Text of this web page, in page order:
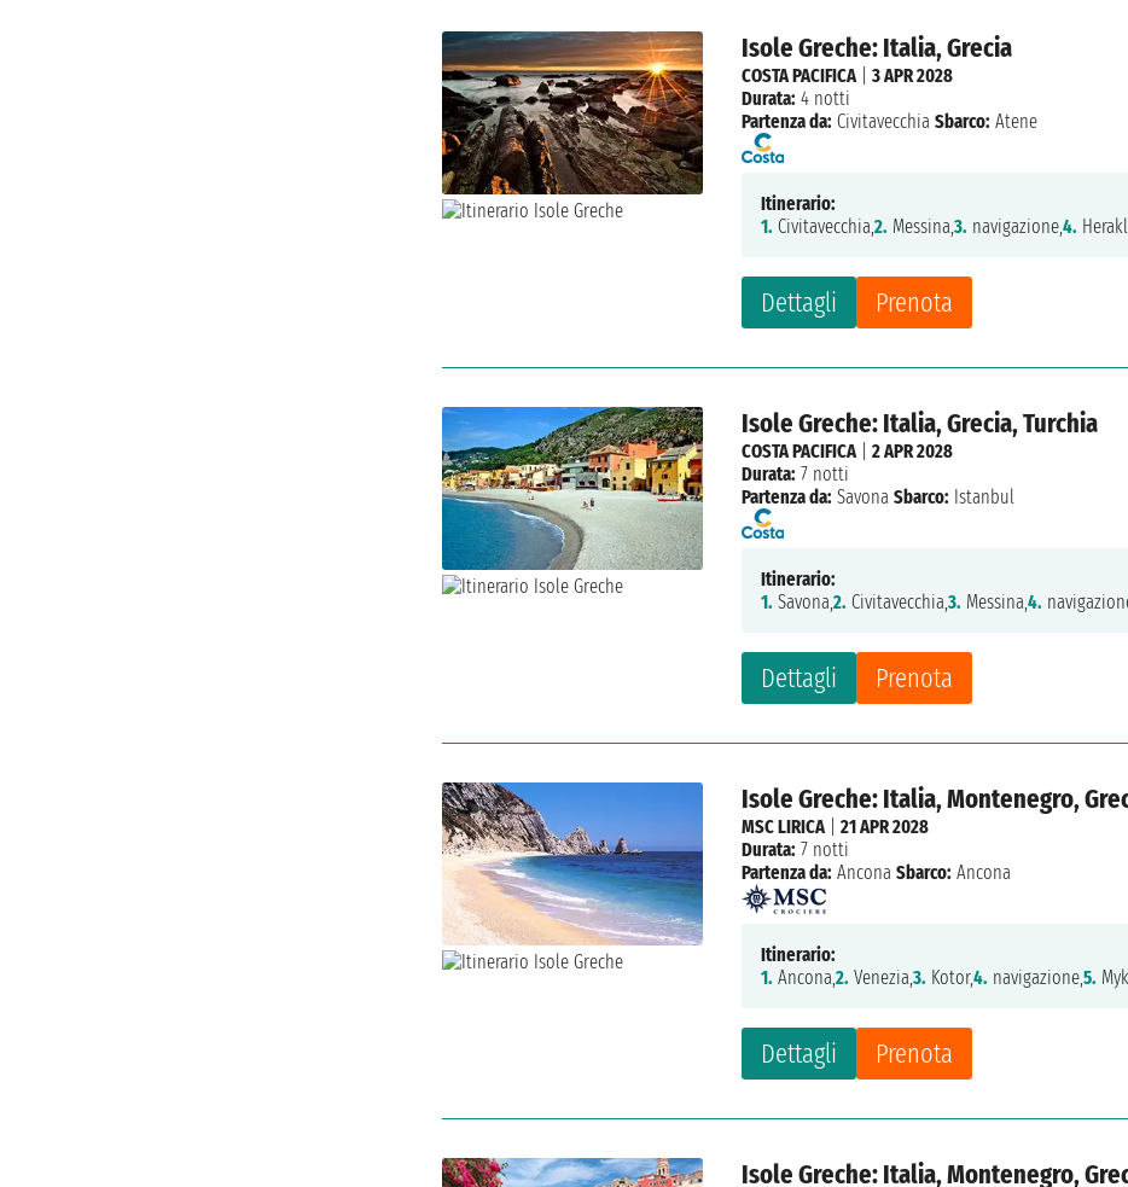
Isole Greche: Italia, Grecia
Dettagli Prenota
COSTA PACIFICA|3 APR 2028
Durata: 4 notti
Partenza da: Civitavecchia Sbarco: Atene
Itinerario:
1. Civitavecchia,2. Messina,3. navigazione,4.
Isole Greche: Italia, Grecia, Turchia
Dettagli Prenota
COSTA PACIFICA|2 APR 2028
Durata: 7 notti
Partenza da: Savona Sbarco: Istanbul
Itinerario:
1. Savona,2. Civitavecchia,3. Messina,4.
Isole Greche: Italia, Montenegro,
Dettagli Prenota
MSC LIRICA|21 APR 2028
Durata: 7 notti
Partenza da: Ancona Sbarco: Ancona
Itinerario:
1. Ancona,2. Venezia,3. Kotor,4. navigazione,5.
Isole Greche: Italia, Montenegro,